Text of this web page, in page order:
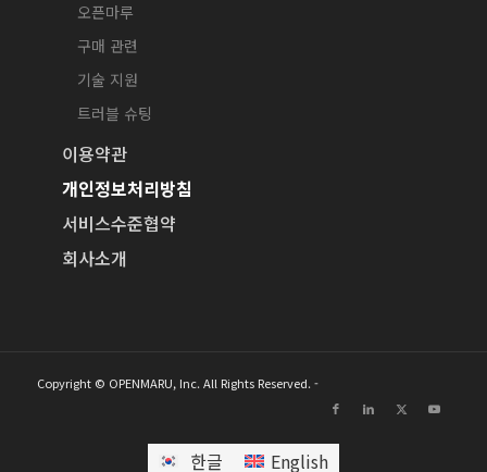
오픈마루
구매 관련
기술 지원
트러블 슈팅
이용약관
개인정보처리방침
서비스수준협약
회사소개
Copyright © OPENMARU, Inc. All Rights Reserved. -
한글 English